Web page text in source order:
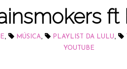
ft
MÚSICA PLAYLIST DA LULU
YOUTUBE